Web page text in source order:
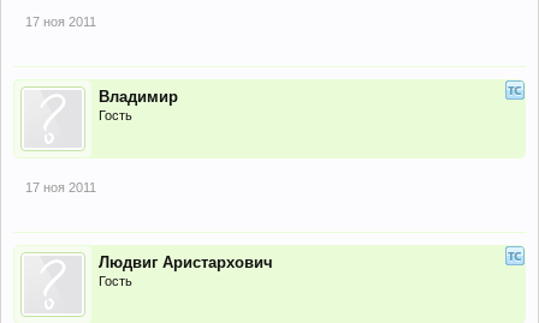
17 ноя 2011
Владимир
Гость
17 ноя 2011
Людвиг Аристархович
Гость